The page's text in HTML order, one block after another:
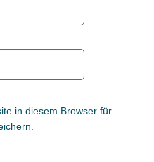
in diesem Browser für